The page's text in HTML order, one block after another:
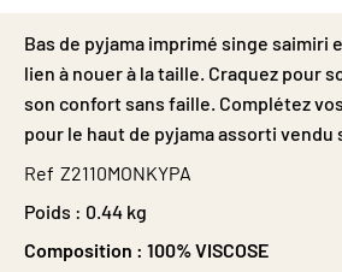
Bas de pyjama imprimé singe saimiri
lien à nouer à la taille. Craquez pour
son confort sans faille. Complétez
pour le haut de pyjama assorti vendu
Ref Z2110MONKYPA
Poids : 0.44 kg
Composition : 100% VISCOSE